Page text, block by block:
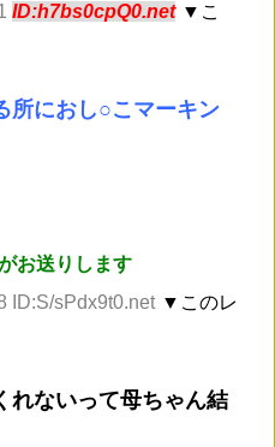
ID:h7bs0cpQ0.net ▼こ
所におし○こマーキン
お送りします
ID:S/sPdx9t0.net ▼このレ
れないって母ちゃん結